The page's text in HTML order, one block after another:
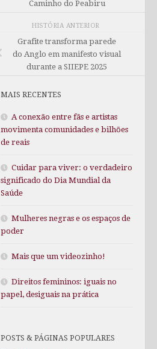
Caminho do Peabiru
HISTÓRIA ANTERIOR
Grafite transforma parede
do Anglo em manifesto visual
durante a SIIEPE 2025
MAIS RECENTES
A conexão entre fãs e artistas
movimenta comunidades e bilhões
de reais
Cuidar para viver: o verdadeiro
significado do Dia Mundial da
Saúde
Mulheres negras e os espaços de
poder
Mais que um videozinho!
Direitos femininos: iguais no
papel, desiguais na prática
POSTS & PÁGINAS POPULARES